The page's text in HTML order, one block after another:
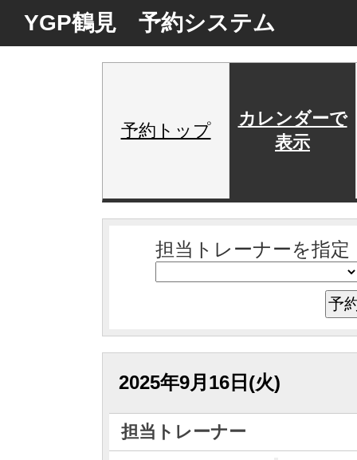
YGP鶴見 予約システム
予約トップ
カレンダーで
表示
担当トレーナーを指
2025年9月16日(火)
担当トレーナー